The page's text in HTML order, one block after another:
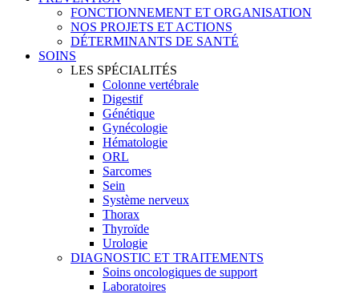
FONCTIONNEMENT ET ORGANISATION
NOS PROJETS ET ACTIONS
DÉTERMINANTS DE SANTÉ
SOINS
LES SPÉCIALITÉS
Colonne vertébrale
Digestif
Génétique
Gynécologie
Hématologie
ORL
Sarcomes
Sein
Système nerveux
Thorax
Thyroïde
Urologie
DIAGNOSTIC ET TRAITEMENTS
Soins oncologiques de support
Laboratoires